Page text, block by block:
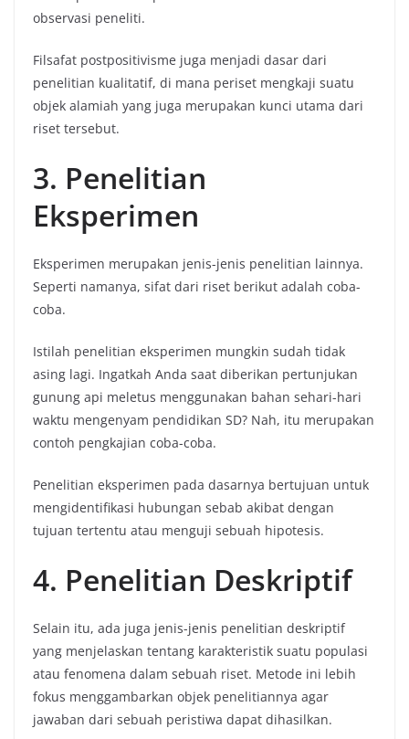
observasi peneliti.
Filsafat postpositivisme juga menjadi dasar dari
penelitian kualitatif, di mana periset mengkaji suatu
objek alamiah yang juga merupakan kunci utama dari
riset tersebut.
3. Penelitian
Eksperimen
Eksperimen merupakan jenis-jenis penelitian lainnya.
Seperti namanya, sifat dari riset berikut adalah coba-
coba.
Istilah penelitian eksperimen mungkin sudah tidak
asing lagi. Ingatkah Anda saat diberikan pertunjukan
gunung api meletus menggunakan bahan sehari-hari
waktu mengenyam pendidikan SD? Nah, itu merupakan
contoh pengkajian coba-coba.
Penelitian eksperimen pada dasarnya bertujuan untuk
mengidentifikasi hubungan sebab akibat dengan
tujuan tertentu atau menguji sebuah hipotesis.
4. Penelitian Deskriptif
Selain itu, ada juga jenis-jenis penelitian deskriptif
yang menjelaskan tentang karakteristik suatu populasi
atau fenomena dalam sebuah riset. Metode ini lebih
fokus menggambarkan objek penelitiannya agar
jawaban dari sebuah peristiwa dapat dihasilkan.